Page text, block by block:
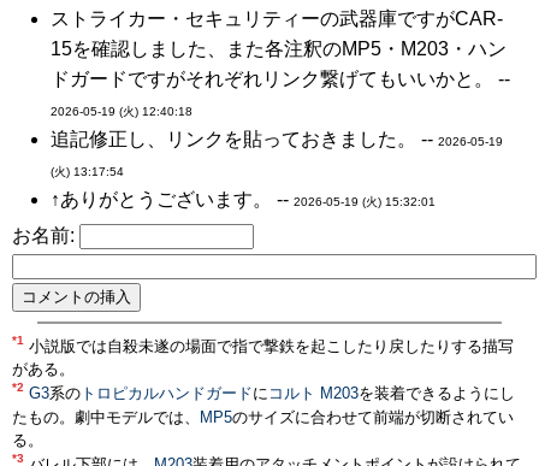
ストライカー・セキュリティーの武器庫ですがCAR-
15を確認しました、また各注釈のMP5・M203・ハン
ドガードですがそれぞれリンク繋げてもいいかと。 --
2026-05-19 (火) 12:40:18
追記修正し、リンクを貼っておきました。 -- 2026-05-19
(火) 13:17:54
↑ありがとうございます。 -- 2026-05-19 (火) 15:32:01
お名前:
*1 小説版では自殺未遂の場面で指で撃鉄を起こしたり戻したりする描写
がある。
*2 G3系の トロピカルハンドガードに コルト M203を装着できるようにし
たもの。劇中モデルでは、 MP5のサイズに合わせて前端が切断されてい
る。
*3